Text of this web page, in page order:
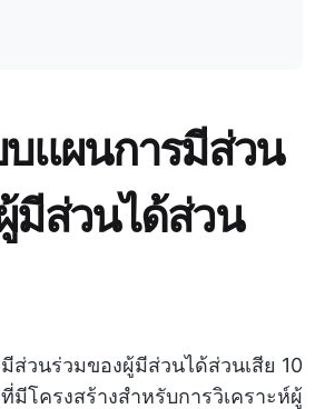
แผนการมีส่วน
มีส่วนได้ส่วน
ส่วนร่วมของผู้มีส่วนได้ส่วนเสีย 10
มีโครงสร้างสำหรับการวิเคราะห์ผู้